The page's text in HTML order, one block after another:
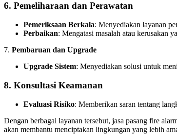
6. Pemeliharaan dan Perawatan
Pemeriksaan Berkala: Menyediakan layanan
Perbaikan: Mengatasi masalah atau kerusakan
7. Pembaruan dan Upgrade
Upgrade Sistem: Menyediakan solusi untuk
8. Konsultasi Keamanan
Evaluasi Risiko: Memberikan saran tentang
Dengan berbagai layanan tersebut, jasa pasang fire
akan membantu menciptakan lingkungan yang lebih